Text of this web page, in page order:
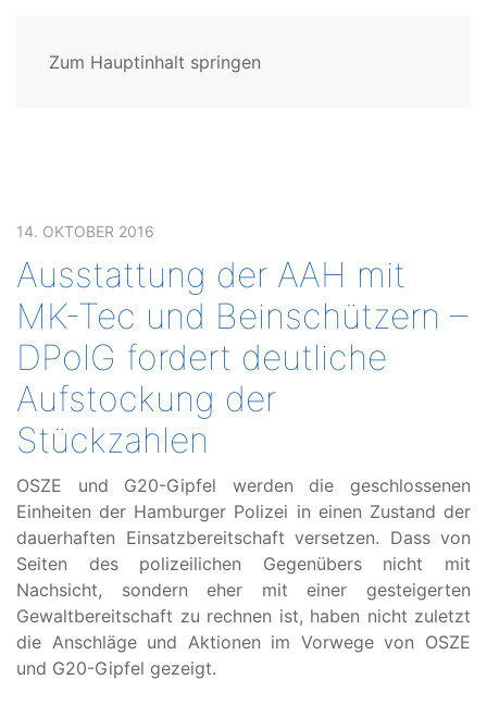
Zum Hauptinhalt springen
14. OKTOBER 2016
Ausstattung der AAH mit
MK-Tec und Beinschützern –
DPolG fordert deutliche
Aufstockung der
Stückzahlen
OSZE und G20-Gipfel werden die geschlossenen
Einheiten der Hamburger Polizei in einen Zustand der
dauerhaften Einsatzbereitschaft versetzen. Dass von
Seiten des polizeilichen Gegenübers nicht mit
Nachsicht, sondern eher mit einer gesteigerten
Gewaltbereitschaft zu rechnen ist, haben nicht zuletzt
die Anschläge und Aktionen im Vorwege von OSZE
und G20-Gipfel gezeigt.